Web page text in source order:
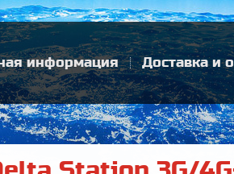
информация Доставка и